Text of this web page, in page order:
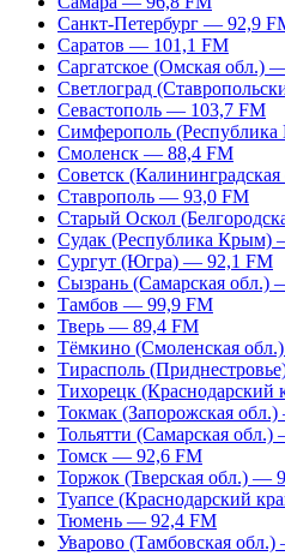
Санкт-Петербург — 92,9
Саратов — 101,1 FM
Саргатское (Омская обл.)
Светлоград
Севастополь — 103,7 FM
Симферополь
Смоленск — 88,4 FM
Советск
Ставрополь — 93,0 FM
Старый Оскол
Судак (Республика Крым)
Сургут (Югра) — 92,1 FM
Сызрань (Самарская обл.)
Тамбов — 99,9 FM
Тверь — 89,4 FM
Тёмкино (Смоленская
Тирасполь
Тихорецк
Токмак (Запорожская
Тольятти (Самарская
Томск — 92,6 FM
Торжок (Тверская обл.) —
Туапсе (Краснодарский
Тюмень — 92,4 FM
Уварово (Тамбовская